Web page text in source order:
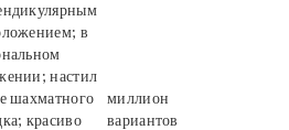
в
настил
шахматного
красиво
миллион
вариантов